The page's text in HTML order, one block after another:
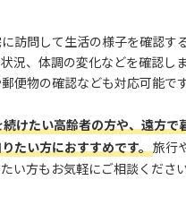
訪問して生活の様子を確認す
況、体調の変化などを確認し
便物の確認なども対応可能です
けたい高齢者の方や、遠方で
たい方におすすめです。旅行
い方もお気軽にご相談ください